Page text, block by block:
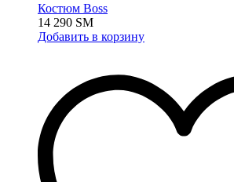
Костюм Boss
14 290 ЅМ
Добавить в корзину